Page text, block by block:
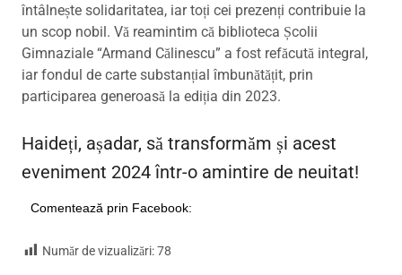
întâlnește solidaritatea, iar toți cei prezenți contribuie la
un scop nobil. Vă reamintim că biblioteca Școlii
Gimnaziale “Armand Călinescu” a fost refăcută integral,
iar fondul de carte substanțial îmbunătățit, prin
participarea generoasă la ediția din 2023.
Haideți, așadar, să transformăm și acest
eveniment 2024 într-o amintire de neuitat!
Comentează prin Facebook:
Număr de vizualizări:78